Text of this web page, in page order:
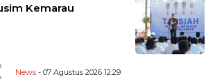
Kemarau
News - 07 Agustus 2026 12:29